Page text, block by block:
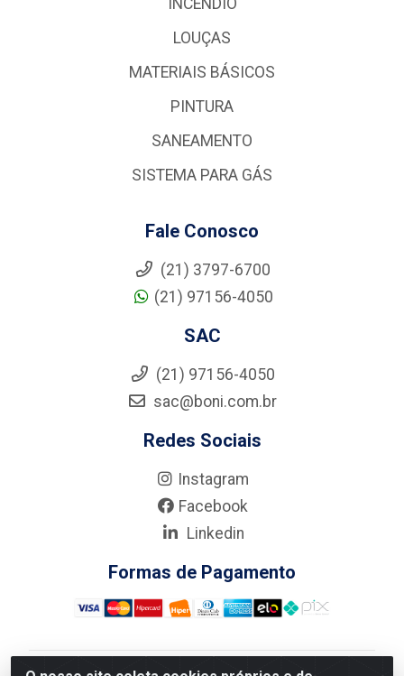
INCÊNDIO
LOUÇAS
MATERIAIS BÁSICOS
PINTURA
SANEAMENTO
SISTEMA PARA GÁS
Fale Conosco
(21) 3797-6700
(21) 97156-4050
SAC
(21) 97156-4050
sac@boni.com.br
Redes Sociais
Instagram
Facebook
Linkedin
Formas de Pagamento